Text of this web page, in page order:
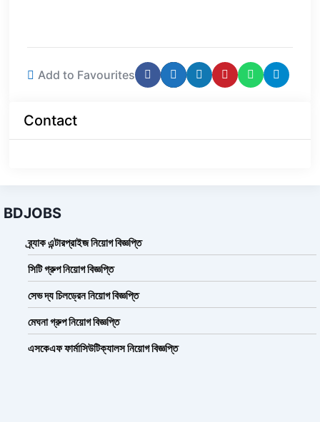
Add to Favourites
Contact
BDJOBS
ব্র্যাক এন্টারপ্রাইজ নিয়োগ বিজ্ঞপ্তি
সিটি গ্রুপ নিয়োগ বিজ্ঞপ্তি
সেভ দ্য চিলড্রেন নিয়োগ বিজ্ঞপ্তি
মেঘনা গ্রুপ নিয়োগ বিজ্ঞপ্তি
এসকেএফ ফার্মাসিউটিক্যালস নিয়োগ বিজ্ঞপ্তি